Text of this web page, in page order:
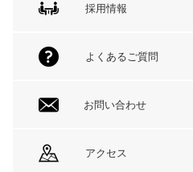
採用情報
よくあるご質問
お問い合わせ
アクセス